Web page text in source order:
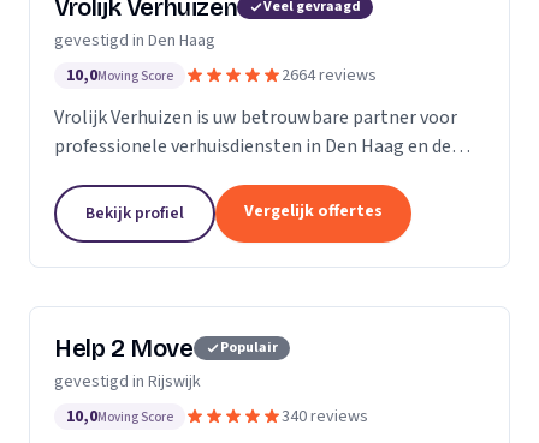
Vrolijk Verhuizen Veel gevraagd
gevestigd in Den Haag
10,0Moving Score 2664 reviews
Vrolijk Verhuizen is uw betrouwbare partner voor
professionele verhuisdiensten in Den Haag en de
ervaring en een toegewijd team zorgen wij ervoor
dat uw verhuizing soepel en zorgeloos verloopt.
Bekijk profiel Vergelijk offertes
Help 2 Move Populair
gevestigd in Rijswijk
10,0Moving Score 340 reviews